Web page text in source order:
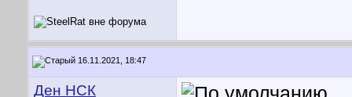
16.11.2021, 18:47
Ден НСК